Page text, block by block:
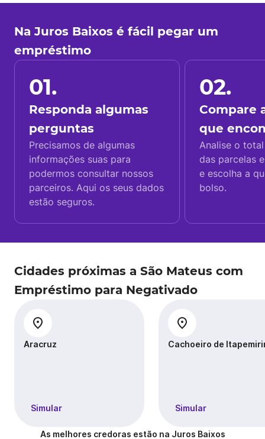
Na Juros Baixos é fácil pegar um
empréstimo
01.
Responda algumas
perguntas
Precisamos de algumas
informações suas para
podermos consultar nossos
parceiros. Aqui os seus dados
estão seguros.
02.
Compare
que
Analise o
das parcelas
e escolha a
bolso.
Cidades próximas a São Mateus com
Empréstimo para Negativado
Aracruz
Simular
Cachoeiro de
Simular
As melhores credoras estão na Juros Baixos